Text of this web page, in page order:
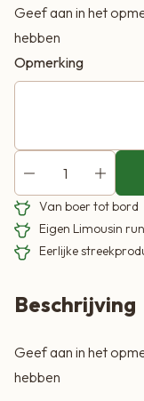
Geef aan in het
hebben
Opmerking
Van boer tot bord
Eigen Limousin
Eerlijke
Beschrijving
Geef aan in het
hebben